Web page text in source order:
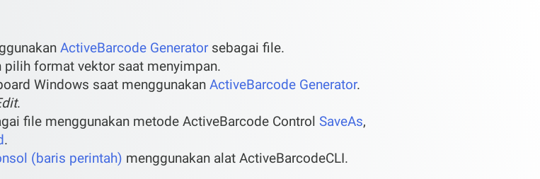
ActiveBarcode Generatorsebagai file.
format vektor saat menyimpan.
Windows saat menggunakan ActiveBarcode Generator.
.
file menggunakan metode ActiveBarcode Control SaveAs,
.
(baris perintah) menggunakan alat ActiveBarcodeCLI.